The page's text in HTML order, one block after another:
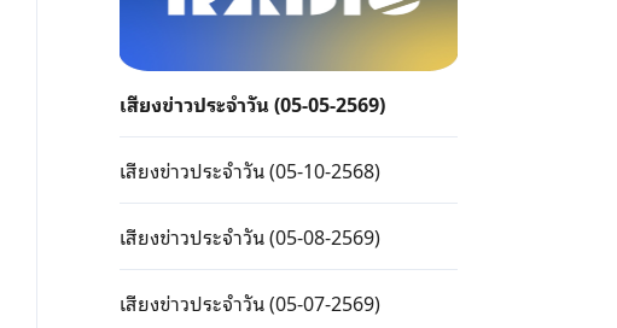
เสียงข่าวประจำวัน (05-05-2569)
เสียงข่าวประจำวัน (05-10-2568)
เสียงข่าวประจำวัน (05-08-2569)
เสียงข่าวประจำวัน (05-07-2569)